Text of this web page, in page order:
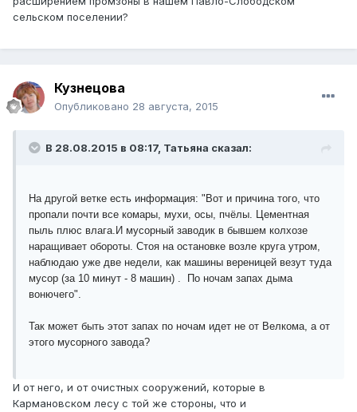
сельском поселении?
Кузнецова
Опубликовано 28 августа, 2015
В 28.08.2015 в 08:17, Татьяна сказал:
На другой ветке есть информация: "Вот и причина того, что
пропали почти все комары, мухи, осы, пчёлы. Цементная
пыль плюс влага. И мусорный заводик в бывшем колхозе
наращивает обороты. Стоя на остановке возле круга утром,
наблюдаю уже две недели, как машины вереницей везут туда
мусор (за 10 минут - 8 машин) . По ночам запах дыма
вонючего".
Так может быть этот запах по ночам идет не от Велкома, а от
этого мусорного завода?
И от него, и от очистных сооружений, которые в
Кармановском лесу с той же стороны, что и